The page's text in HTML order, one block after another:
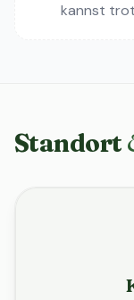
kannst
Standort